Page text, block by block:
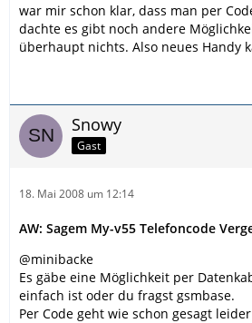
war mir schon klar, dass man per
dachte es gibt noch andere
überhaupt nichts. Also neues Handy
Snowy
Gast
18. Mai 2008 um 12:14
AW: Sagem My-v55 Telefoncode
@minibacke
Es gäbe eine Möglichkeit per
einfach ist oder du fragst gsmbase.
Per Code geht wie schon gesagt